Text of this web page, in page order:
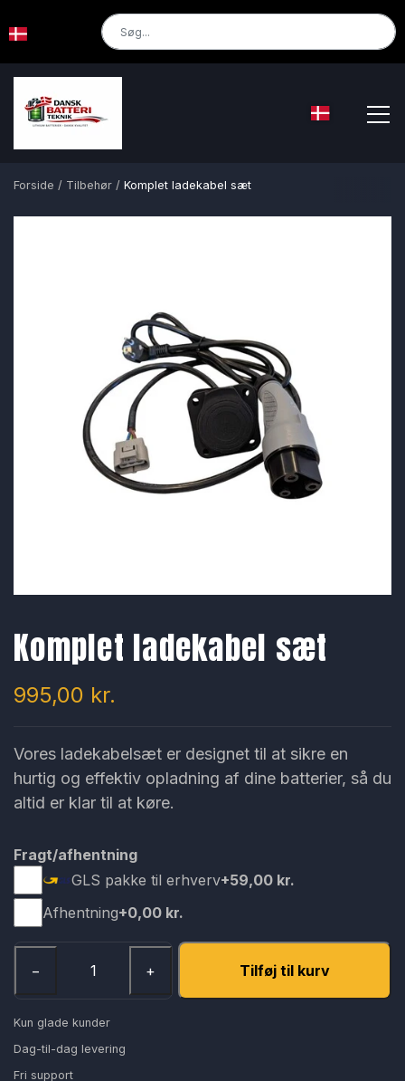
Forside
Kontakt
Webshop
Kunde login
Forside Tilbehør Komplet ladekabel sæt
Komplet ladekabel sæt
995,00 kr.
Vores ladekabelsæt er designet til at sikre en
hurtig og effektiv opladning af dine batterier, så du
altid er klar til at køre.
Fragt/afhentning
GLS pakke til erhverv+59,00 kr.
Afhentning+0,00 kr.
− + Tilføj til kurv
Kun glade kunder
Dag-til-dag levering
Fri support